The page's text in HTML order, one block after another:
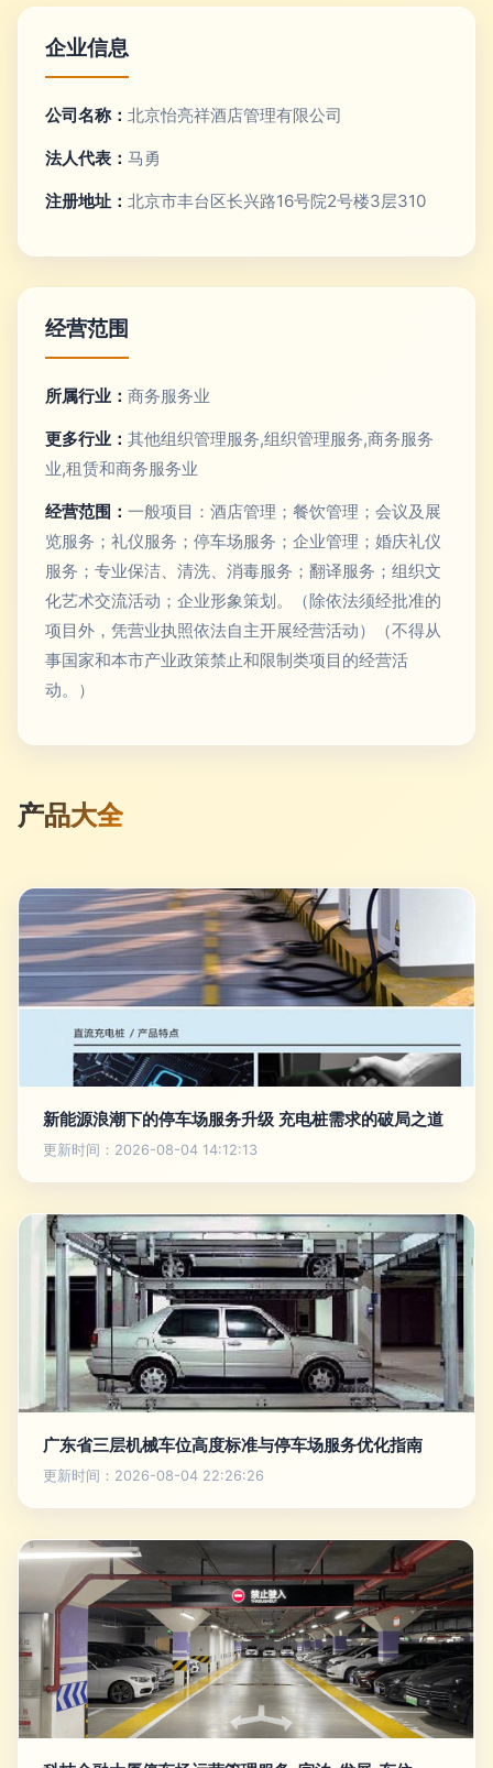
企业信息
公司名称： 北京怡亮祥酒店管理有限公司
法人代表： 马勇
注册地址： 北京市丰台区长兴路16号院2号楼3层310
经营范围
所属行业： 商务服务业
更多行业： 其他组织管理服务,组织管理服务,商务服务
业,租赁和商务服务业
经营范围： 一般项目：酒店管理；餐饮管理；会议及展
览服务；礼仪服务；停车场服务；企业管理；婚庆礼仪
服务；专业保洁、清洗、消毒服务；翻译服务；组织文
化艺术交流活动；企业形象策划。（除依法须经批准的
项目外，凭营业执照依法自主开展经营活动）（不得从
事国家和本市产业政策禁止和限制类项目的经营活
动。）
产品大全
新能源浪潮下的停车场服务升级 充电桩需求的破局之道
更新时间：2026-08-04 14:12:13
广东省三层机械车位高度标准与停车场服务优化指南
更新时间：2026-08-04 22:26:26